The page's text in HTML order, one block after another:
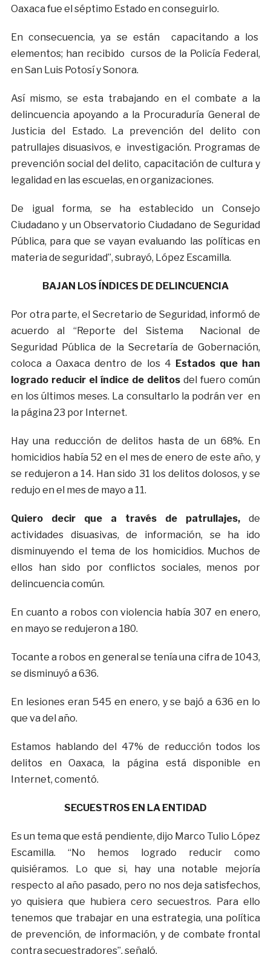
Oaxaca fue el séptimo Estado en conseguirlo.
En consecuencia, ya se están capacitando a los
elementos; han recibido cursos de la Policía Federal,
en San Luis Potosí y Sonora.
Así mismo, se esta trabajando en el combate a la
delincuencia apoyando a la Procuraduría General de
Justicia del Estado. La prevención del delito con
patrullajes disuasivos, e investigación. Programas de
prevención social del delito, capacitación de cultura y
legalidad en las escuelas, en organizaciones.
De igual forma, se ha establecido un Consejo
Ciudadano y un Observatorio Ciudadano de Seguridad
Pública, para que se vayan evaluando las políticas en
materia de seguridad”, subrayó, López Escamilla.
BAJAN LOS ÍNDICES DE DELINCUENCIA
Por otra parte, el Secretario de Seguridad, informó de
acuerdo al “Reporte del Sistema Nacional de
Seguridad Pública de la Secretaría de Gobernación,
coloca a Oaxaca dentro de los 4 Estados que han
logrado reducir el índice de delitos del fuero común
en los últimos meses. La consultarlo la podrán ver en
la página 23 por Internet.
Hay una reducción de delitos hasta de un 68%. En
homicidios había 52 en el mes de enero de este año, y
se redujeron a 14. Han sido 31 los delitos dolosos, y se
redujo en el mes de mayo a 11.
Quiero decir que a través de patrullajes, de
actividades disuasivas, de información, se ha ido
disminuyendo el tema de los homicidios. Muchos de
ellos han sido por conflictos sociales, menos por
delincuencia común.
En cuanto a robos con violencia había 307 en enero,
en mayo se redujeron a 180.
Tocante a robos en general se tenía una cifra de 1043,
se disminuyó a 636.
En lesiones eran 545 en enero, y se bajó a 636 en lo
que va del año.
Estamos hablando del 47% de reducción todos los
delitos en Oaxaca, la página está disponible en
Internet, comentó.
SECUESTROS EN LA ENTIDAD
Es un tema que está pendiente, dijo Marco Tulio López
Escamilla. “No hemos logrado reducir como
quisiéramos. Lo que si, hay una notable mejoría
respecto al año pasado, pero no nos deja satisfechos,
yo quisiera que hubiera cero secuestros. Para ello
tenemos que trabajar en una estrategia, una política
de prevención, de información, y de combate frontal
contra secuestradores”, señaló.